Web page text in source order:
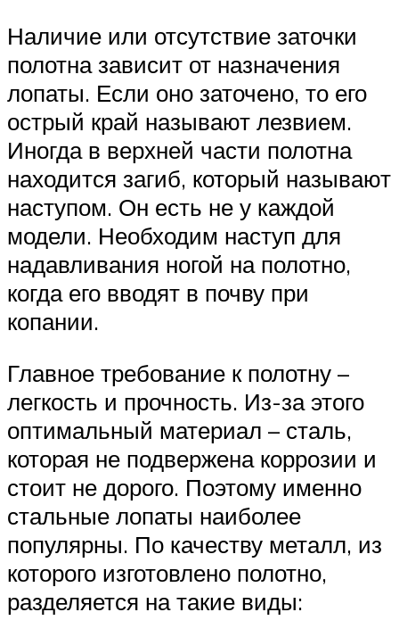
Наличие или отсутствие заточки
полотна зависит от назначения
лопаты. Если оно заточено, то его
острый край называют лезвием.
Иногда в верхней части полотна
находится загиб, который называют
наступом. Он есть не у каждой
модели. Необходим наступ для
надавливания ногой на полотно,
когда его вводят в почву при
копании.
Главное требование к полотну –
легкость и прочность. Из-за этого
оптимальный материал – сталь,
которая не подвержена коррозии и
стоит не дорого. Поэтому именно
стальные лопаты наиболее
популярны. По качеству металл, из
которого изготовлено полотно,
разделяется на такие виды: